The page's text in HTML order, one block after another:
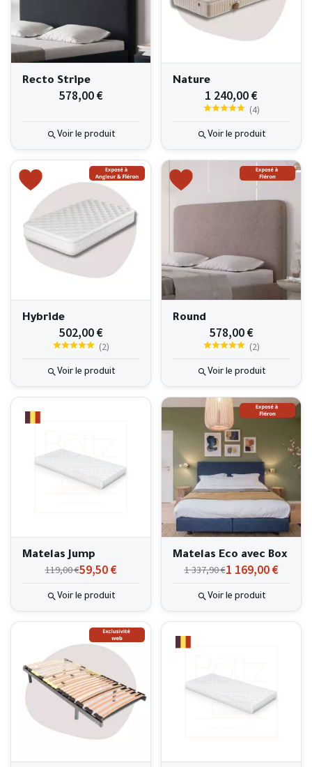
Recto Stripe
578,00 €
Voir le produit
Nature
1 240,00 €
(4)
Voir le produit
Hybride
502,00 €
(2)
Voir le produit
Round
578,00 €
(2)
Voir le produit
Matelas Jump
59,50 €
119,00 €
Voir le produit
Matelas Eco avec Box
1 169,00 €
1 337,90 €
Voir le produit